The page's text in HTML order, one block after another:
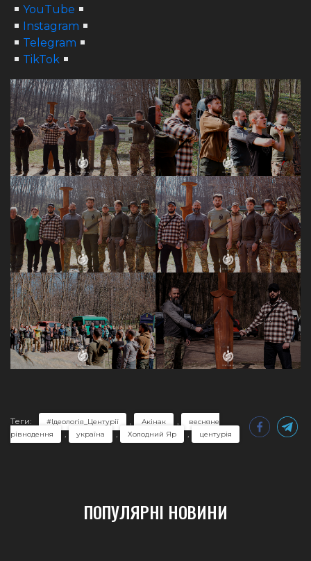
YouTube
Instagram
Telegram
TikTok
Теги: #Ідеологія_Центурії Акінак
весняне
рівнодення
, україна , Холодний Яр , центурія
ПОПУЛЯРНІ НОВИНИ